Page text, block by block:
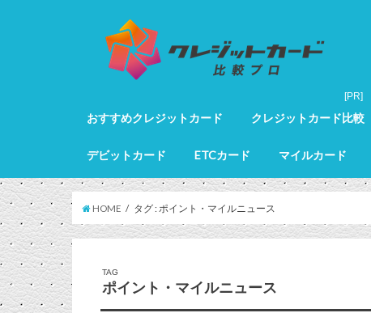
おすすめクレジットカード
クレジットカード全カードランキング
クレジットカードランキング
ゴールドカードランキング
プラチナカードランキング
ブラックカードランキング
クレジットカード比較
クレジットカード詳細
デビットカード
デビットカード比較
デビットカードランキング
ETCカード マイルカード
マイルカードランキング
HOME タグ : ポイント・マイルニュース
TAG
ポイント・マイルニュース